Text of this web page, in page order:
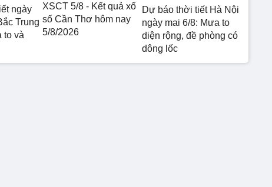
ngày
Trung
to và
XSCT 5/8 - Kết quả xổ
số Cần Thơ hôm nay
5/8/2026
Dự báo thời tiết Hà Nội
ngày mai 6/8: Mưa to
diện rộng, đề phòng có
dông lốc